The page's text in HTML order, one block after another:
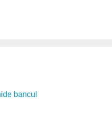
bancul